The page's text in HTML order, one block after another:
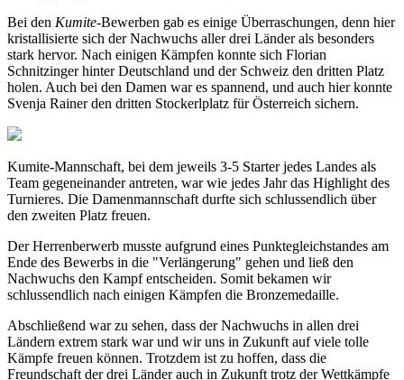
Bei den Kumite-Bewerben gab es einige Überraschungen, denn hier
kristallisierte sich der Nachwuchs aller drei Länder als besonders
stark hervor. Nach einigen Kämpfen konnte sich Florian
Schnitzinger hinter Deutschland und der Schweiz den dritten Platz
holen. Auch bei den Damen war es spannend, und auch hier konnte
Svenja Rainer den dritten Stockerlplatz für Österreich sichern.
Kumite-Mannschaft, bei dem jeweils 3-5 Starter jedes Landes als
Team gegeneinander antreten, war wie jedes Jahr das Highlight des
Turnieres. Die Damenmannschaft durfte sich schlussendlich über
den zweiten Platz freuen.
Der Herrenberwerb musste aufgrund eines Punktegleichstandes am
Ende des Bewerbs in die "Verlängerung" gehen und ließ den
Nachwuchs den Kampf entscheiden. Somit bekamen wir
schlussendlich nach einigen Kämpfen die Bronzemedaille.
Abschließend war zu sehen, dass der Nachwuchs in allen drei
Ländern extrem stark war und wir uns in Zukunft auf viele tolle
Kämpfe freuen können. Trotzdem ist zu hoffen, dass die
Freundschaft der drei Länder auch in Zukunft trotz der Wettkämpfe